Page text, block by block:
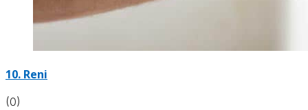
10. Reni
(0)